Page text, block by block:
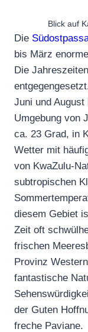
Blick auf
Die
bis März
Die
Juni und August
Umgebung von
ca. 23 Grad, in
Wetter mit
von KwaZulu-
subtropischen
diesem Gebiet
Zeit oft
frischen
Provinz
fantastische
der Guten
freche Paviane.